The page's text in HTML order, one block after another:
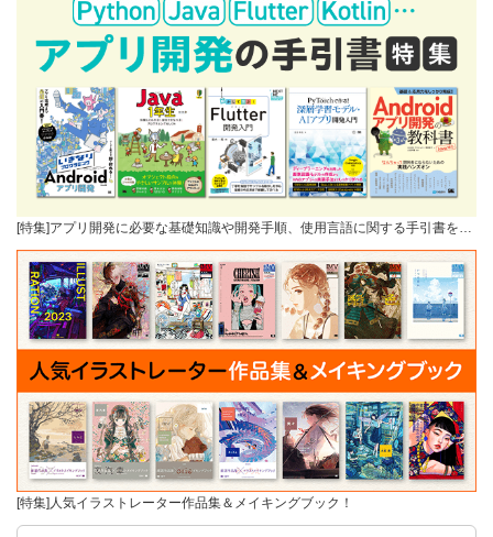
[特集]アプリ開発に必要な基礎知識や開発手順、使用言語に関する手引書を…
[特集]人気イラストレーター作品集＆メイキングブック！